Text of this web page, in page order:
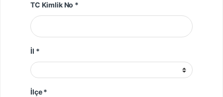
TC Kimlik No *
İl *
İlçe *